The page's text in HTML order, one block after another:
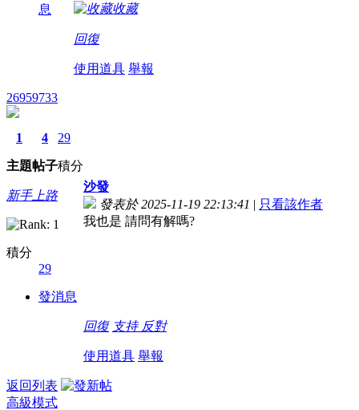
息
收藏
回復
使用道具 舉報
26959733
1
主題
4
帖子
29
積分
新手上路
積分
29
發消息
沙發
發表於 2025-11-19 22:13:41 | 只看該作者
我也是 請問有解嗎?
回復 支持 反對
使用道具 舉報
返回列表
高級模式